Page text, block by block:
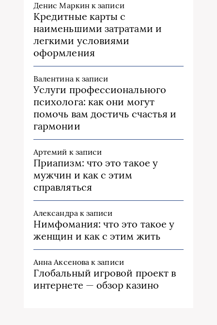
Денис Маркинк записи
Кредитные карты с
наименьшими затратами и
легкими условиями
оформления
Валентинак записи
Услуги профессионального
психолога: как они могут
помочь вам достичь счастья и
гармонии
Артемий к записи
Приапизм: что это такое у
мужчин и как с этим
справляться
Александрак записи
Нимфомания: что это такое у
женщин и как с этим жить
Анна Аксенова к записи
Глобальный игровой проект в
интернете — обзор казино